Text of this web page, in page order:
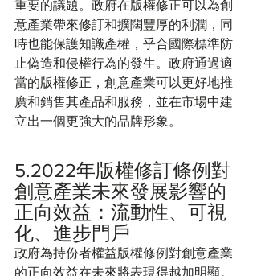
重要的議題。政府在版權修正可以為創
意產業帶來修訂和擴闊豐厚的利潤，同
時也能保護知識產權，乎合國際標準防
止偽造和侵權行為的發生。政府通過適
當的版權修正，創意產業可以更好地推
廣和銷售其產品和服務，並在市場中建
立出一個更強大的品牌形象。
5.2022年版權修訂條例對
創意產業未來發展影響的
正向效益：流動性、可視
化、進步門戶
政府為持份者權益版權修例對創意產業
的正向效益在未來將表現得越加明顯。